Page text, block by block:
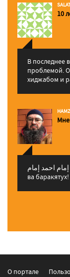
10
В последнее
проблемой.
хиджабом и
إمام احمد إمام , Ва алейкум ассалам ва рахматуЛлахи
ва
О портале